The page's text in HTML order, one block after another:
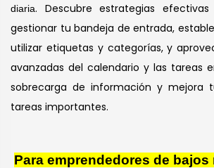
diaria. Descubre estrategias
gestionar tu bandeja de entrada,
utilizar etiquetas y categorías, y
avanzadas del calendario y las tareas
sobrecarga de información y mejora
tareas importantes.
Para emprendedores de bajos